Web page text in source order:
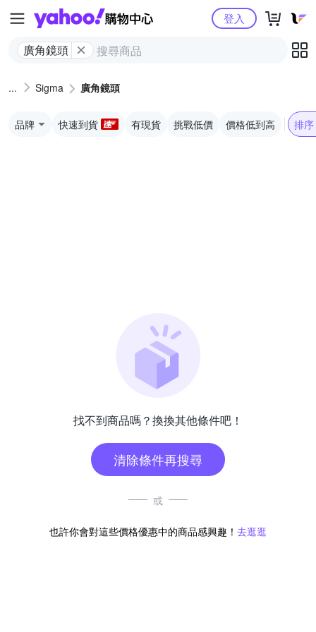
Yahoo購物中心
廣角鏡頭
登入
Sigma 廣角鏡頭
品牌 快速到貨 有現貨 挑戰低價 價格低到高 排序
找不到商品嗎？換換其他條件吧！
清除條件再搜尋
或
也許你會對這些價格優惠中的商品感興趣！ 去逛逛